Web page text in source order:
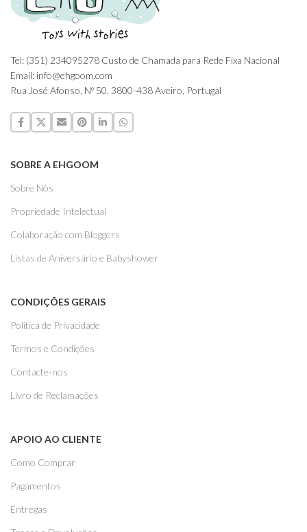
Tel: (351) 234095278 Custo de Chamada para Rede Fixa Nacional
Email: info@ehgoom.com
Rua José Afonso, Nº 50, 3800-438 Aveiro, Portugal
SOBRE A EHGOOM
Sobre Nós
Propriedade Intelectual
Colaboração com Bloggers
Listas de Aniversário e Babyshower
CONDIÇÕES GERAIS
Politica de Privacidade
Termos e Condições
Contacte-nos
Livro de Reclamações
APOIO AO CLIENTE
Como Comprar
Pagamentos
Entregas